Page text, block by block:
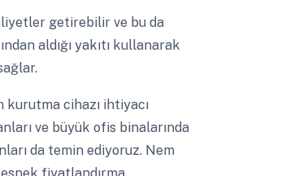
getirebilir ve bu da
aldığı yakıtı kullanarak
cihazı ihtiyacı
ve büyük ofis binalarında
da temin ediyoruz. Nem